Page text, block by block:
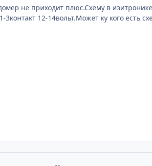
не приходит плюс.Схему в
12-14вольт.Может ку кого есть